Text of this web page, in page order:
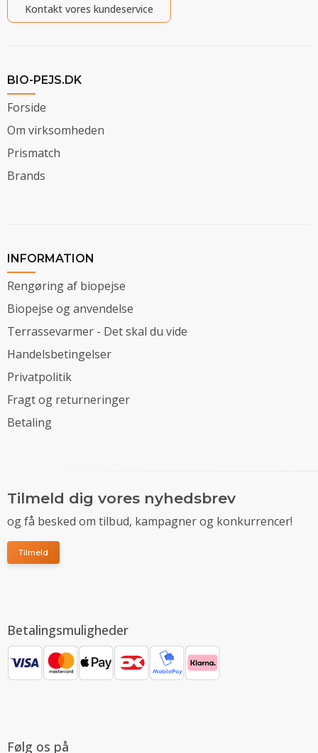
Kontakt vores kundeservice
BIO-PEJS.DK
Forside
Om virksomheden
Prismatch
Brands
INFORMATION
Rengøring af biopejse
Biopejse og anvendelse
Terrassevarmer - Det skal du vide
Handelsbetingelser
Privatpolitik
Fragt og returneringer
Betaling
Tilmeld dig vores nyhedsbrev
og få besked om tilbud, kampagner og konkurrencer!
Tilmeld
Betalingsmuligheder
Følg os på